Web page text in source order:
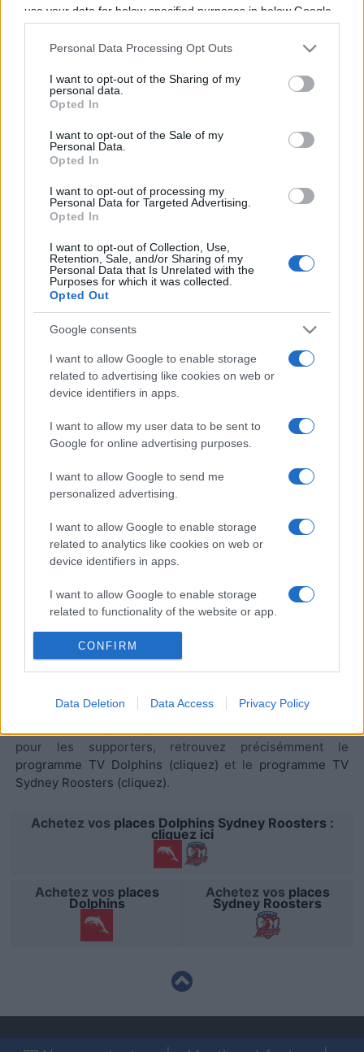
use your data for below specified purposes in below Google
consent section.
Personal Data Processing Opt Outs
I want to opt-out of the Sharing of my
personal data.
Opted In
I want to opt-out of the Sale of my
Personal Data.
Opted In
I want to opt-out of processing my
Personal Data for Targeted Advertising.
Opted In
I want to opt-out of Collection, Use,
Retention, Sale, and/or Sharing of my
Personal Data that Is Unrelated with the
Purposes for which it was collected.
Opted Out
Google consents
I want to allow Google to enable storage
related to advertising like cookies on web or
device identifiers in apps.
I want to allow my user data to be sent to
Google for online advertising purposes.
I want to allow Google to send me
personalized advertising.
I want to allow Google to enable storage
related to analytics like cookies on web or
device identifiers in apps.
I want to allow Google to enable storage
related to functionality of the website or app.
I want to allow Google to enable storage
related to personalization.
I want to allow Google to enable storage
related to security, including authentication
user protection.
CONFIRM
Data Deletion Data Access Privacy Policy
Dolphins - Sydney Roosters
12h00
Dolphins
Sydney
Roosters
Il existe 1 autre match à venir entre ces deux
équipes :
Sydney Roosters - Dolphins (Samedi
29 Août)
diffusion TV Dolphins Sydney Roosters
aura lieu sur
BEIN SPORTS . Ce match de
National Rugby League
Vendredi 12 Juin à 12h00. Pour vous procurer desplaces
Dolphins Sydney Roosters, rendez-vous chez notre
partenairePlaces-de-Rugby.com
Pour suivre l'actu National Rugby League
, n'hésitez
pas à vous rendre chez notre partenaire
RezoSport.com qui sélectionne l'actu rugby issue des
meilleurs médias, et propose également les
classements, calendriers et résultats.
Retrouvez sur AgendaTV-Rugby.com, tout le programme
pour les supporters, retrouvez précisémment le
programme TV Dolphins (cliquez) et le programme TV
Sydney Roosters (cliquez).
Achetez vos places Dolphins Sydney Roosters :
cliquez ici
Achetez vos places
Dolphins
Achetez vos places
Sydney Roosters